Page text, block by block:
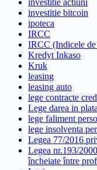
investitie bitcoin
ipoteca
IRCC
IRCC (Indicele
Kredyt Inkaso
Kruk
leasing
leasing auto
lege contracte
Lege darea in plata
lege faliment
lege insolventa
Legea 77/2016
Legea nr.193/
încheiate între